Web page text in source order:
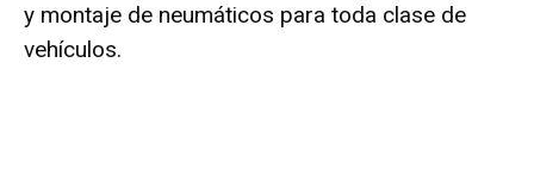
y montaje de neumáticos para toda clase de
vehículos.